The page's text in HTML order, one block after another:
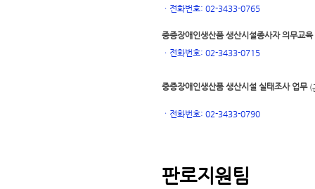
ㆍ 전화번호: 02-3433-0765
중증장애인생산품 생산시설종사자 의무교육
ㆍ 전화번호: 02-3433-0715
중증장애인생산품 생산시설 실태조사 업무 (
ㆍ 전화번호: 02-3433-0790
판로지원팀